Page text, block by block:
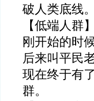
破人类底线。
【低端人群】
刚开始的时
后来叫平民
现在终于有
群。